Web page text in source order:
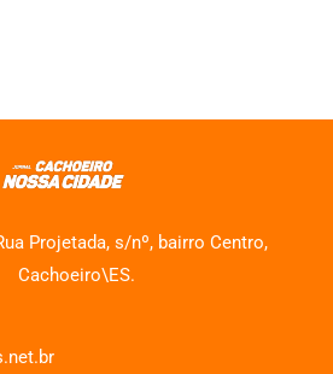
Projetada, s/nº, bairro Centro,
Cachoeiro\ES.